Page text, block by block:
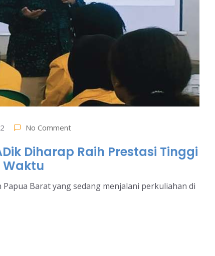
No Comment
Diharap Raih Prestasi Tinggi
Waktu
Papua Barat yang sedang menjalani perkuliahan di